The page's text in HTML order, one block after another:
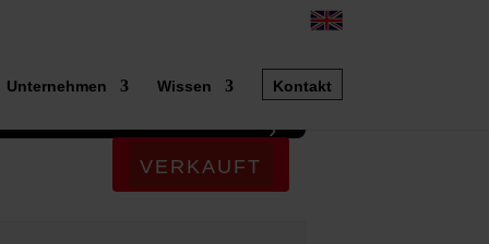
Unternehmen Wissen Kontakt
VERKAUFT
►
›